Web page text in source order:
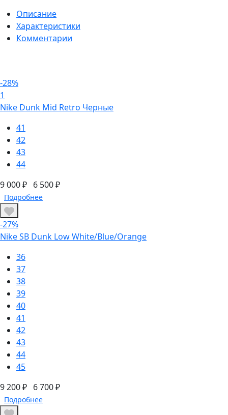
Описание
Характеристики
Комментарии
-28%
1
Nike Dunk Mid Retro Черные
41
42
43
44
9 000 ₽ 6 500 ₽
Подробнее
-27%
Nike SB Dunk Low White/Blue/Orange
36
37
38
39
40
41
42
43
44
45
9 200 ₽ 6 700 ₽
Подробнее